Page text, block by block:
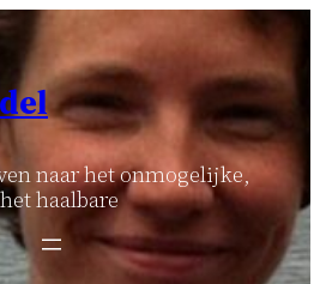
naar het onmogelijke,
haalbare